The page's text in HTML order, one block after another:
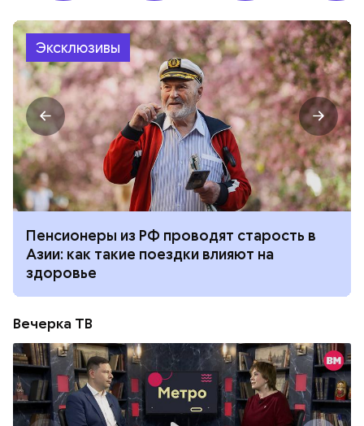
Эксклюзивы
Пенсионеры из РФ проводят старость в
Азии: как такие поездки влияют на
здоровье
Вечерка ТВ